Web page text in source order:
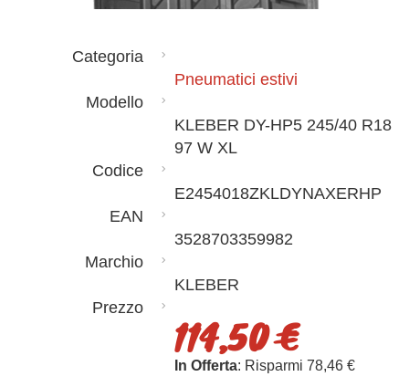
Categoria
Pneumatici estivi
Modello
KLEBER DY-HP5 245/40 R18
97 W XL
Codice
E2454018ZKLDYNAXERHP
EAN
3528703359982
Marchio
KLEBER
Prezzo
114,50 €
In Offerta: Risparmi 78,46 €